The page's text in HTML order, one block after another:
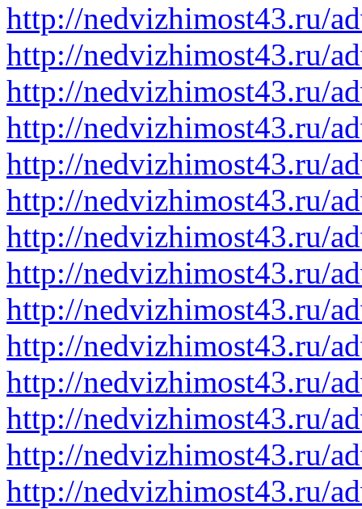
http://nedvizhimost43.ru/
http://nedvizhimost43.ru/
http://nedvizhimost43.ru/
http://nedvizhimost43.ru/
http://nedvizhimost43.ru/
http://nedvizhimost43.ru/
http://nedvizhimost43.ru/
http://nedvizhimost43.ru/
http://nedvizhimost43.ru/
http://nedvizhimost43.ru/
http://nedvizhimost43.ru/
http://nedvizhimost43.ru/
http://nedvizhimost43.ru/
http://nedvizhimost43.ru/